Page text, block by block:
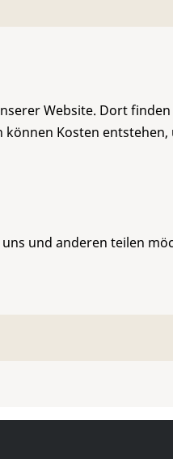
Website. Dort finden
Kosten entstehen,
und anderen teilen